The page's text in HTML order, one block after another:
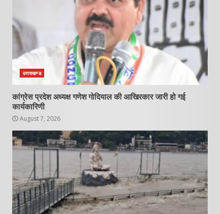
उत्तराखण्ड
कांग्रेस प्रदेश अध्यक्ष गणेश गोदियाल की आखिरकार जारी हो गई
कार्यकारिणी
August 7, 2026